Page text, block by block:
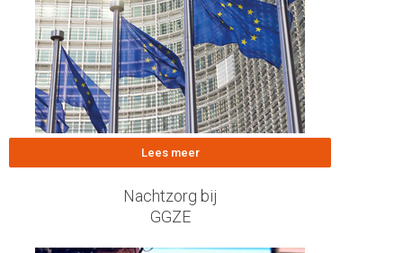
Lees meer
Nachtzorg bij
GGZE